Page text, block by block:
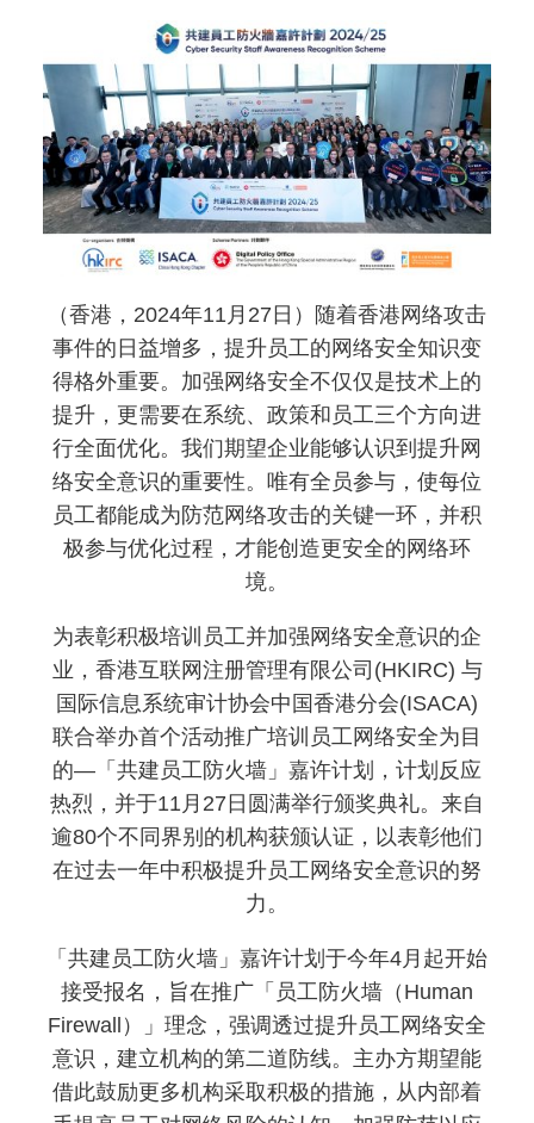
（香港，2024年11月27日）随着香港网络攻击
事件的日益增多，提升员工的网络安全知识变
得格外重要。加强网络安全不仅仅是技术上的
提升，更需要在系统、政策和员工三个方向进
行全面优化。我们期望企业能够认识到提升网
络安全意识的重要性。唯有全员参与，使每位
员工都能成为防范网络攻击的关键一环，并积
极参与优化过程，才能创造更安全的网络环
境。
为表彰积极培训员工并加强网络安全意识的企
业，香港互联网注册管理有限公司(HKIRC) 与
国际信息系统审计协会中国香港分会(ISACA)
联合举办首个活动推广培训员工网络安全为目
的—「共建员工防火墙」嘉许计划，计划反应
热烈，并于11月27日圆满举行颁奖典礼。来自
逾80个不同界别的机构获颁认证，以表彰他们
在过去一年中积极提升员工网络安全意识的努
力。
「共建员工防火墙」嘉许计划于今年4月起开始
接受报名，旨在推广「员工防火墙（Human
Firewall）」理念，强调透过提升员工网络安全
意识，建立机构的第二道防线。主办方期望能
借此鼓励更多机构采取积极的措施，从内部着